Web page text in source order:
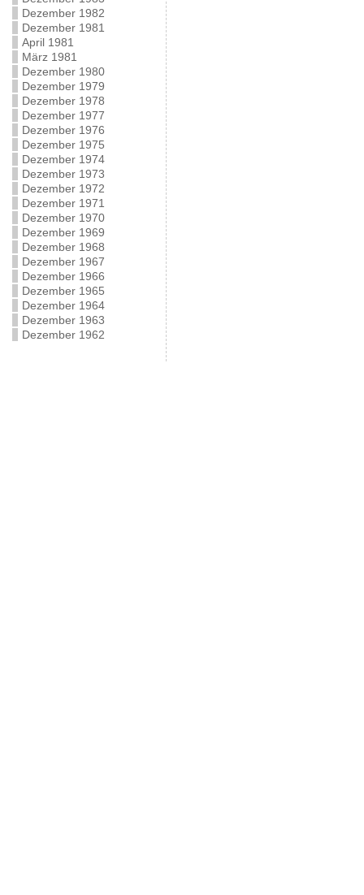
Dezember 1982
Dezember 1981
April 1981
März 1981
Dezember 1980
Dezember 1979
Dezember 1978
Dezember 1977
Dezember 1976
Dezember 1975
Dezember 1974
Dezember 1973
Dezember 1972
Dezember 1971
Dezember 1970
Dezember 1969
Dezember 1968
Dezember 1967
Dezember 1966
Dezember 1965
Dezember 1964
Dezember 1963
Dezember 1962